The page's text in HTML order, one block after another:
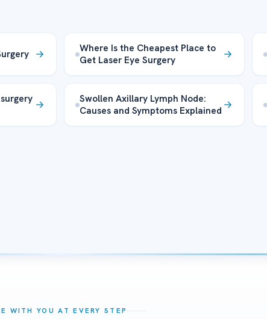
Where Is the Cheapest Place to
Get Laser Eye Surgery
Swollen Axillary Lymph Node:
Causes and Symptoms Explained
WITH YOU AT EVERY STEP